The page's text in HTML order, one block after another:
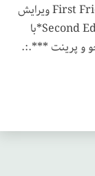
***برای اولین بار***دانلود کتاب معلم First Friends 1 ویرایش
دومSecond EditionSusan IannuzziTeacher’s Book*با
و پرینت ***.:.